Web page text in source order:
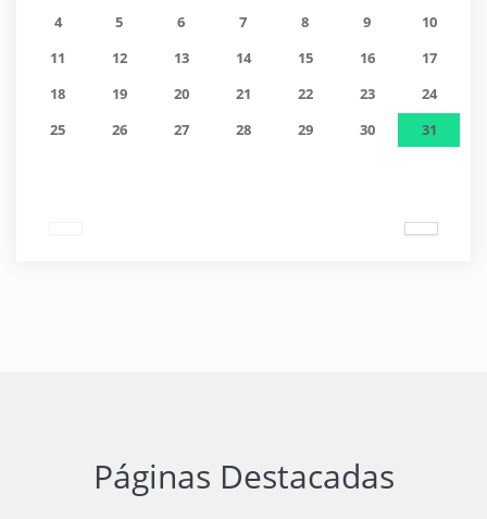
4
5 6 7 8 9
10
11
12 13 14 15 16
17
18
19 20 21 22 23
24
25
26 27 28 29 30 31
Páginas Destacadas